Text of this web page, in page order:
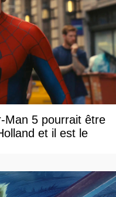
Man 5 pourrait être
et il est le